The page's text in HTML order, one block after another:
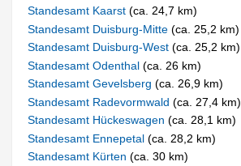
Standesamt Kaarst(ca. 24,7 km)
Standesamt Duisburg-Mitte(ca. 25,2 km)
Standesamt Duisburg-West(ca. 25,2 km)
Standesamt Odenthal(ca. 26 km)
Standesamt Gevelsberg(ca. 26,9 km)
Standesamt Radevormwald(ca. 27,4 km)
Standesamt Hückeswagen(ca. 28,1 km)
Standesamt Ennepetal(ca. 28,2 km)
Standesamt Kürten(ca. 30 km)